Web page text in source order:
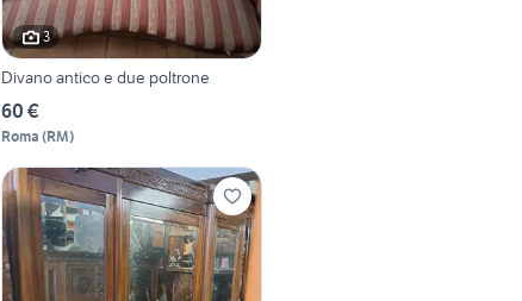
3
Divano antico e due poltrone
60 €
Roma (RM)